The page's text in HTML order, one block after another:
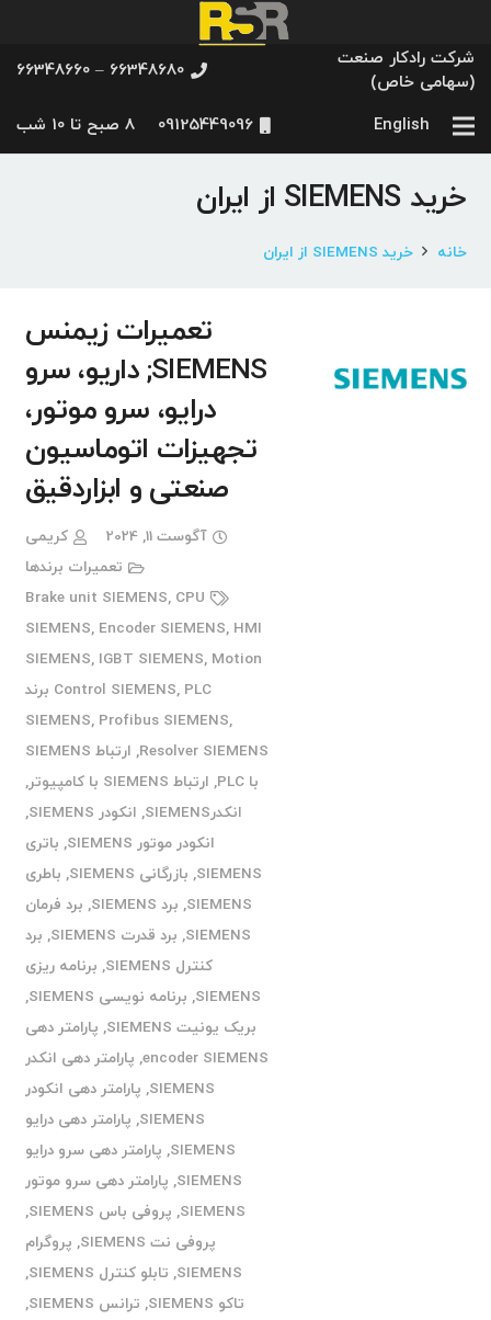
شرکت رادکار صنعت
(سهامی خاص)
66348680 – 66348660
English
09125449096 8 صبح تا 10 شب
خرید SIEMENS از ایران
خانه خرید SIEMENS از ایران
تعمیرات زیمنس
SIEMENS; داریو، سرو
درایو، سرو موتور،
تجهیزات اتوماسیون
صنعتی و ابزاردقیق
آگوست 11, 2024
کریمی
تعمیرات برندها
Brake unit SIEMENS, CPU
SIEMENS, Encoder SIEMENS, HMI
SIEMENS, IGBT SIEMENS, Motion
Control SIEMENS,
PLC برند
SIEMENS, Profibus SIEMENS,
Resolver SIEMENS
,
ارتباط SIEMENS
با PLC
, ارتباط SIEMENS با کامپیوتر
,
انکدرSIEMENS
, انکودر SIEMENS
,
انکودر موتور SIEMENS
, باتری
SIEMENS
, بازرگانی SIEMENS , باطری
SIEMENS
, برد SIEMENS , برد فرمان
SIEMENS
, برد قدرت SIEMENS , برد
کنترل SIEMENS
, برنامه ریزی
SIEMENS
, برنامه نویسی SIEMENS
,
بریک یونیت SIEMENS
, پارامتر دهی
encoder SIEMENS
, پارامتر دهی انکدر
SIEMENS
, پارامتر دهی انکودر
SIEMENS
, پارامتر دهی درایو
SIEMENS
, پارامتر دهی سرو درایو
SIEMENS
, پارامتر دهی سرو موتور
SIEMENS
, پروفی باس SIEMENS
,
پروفی نت SIEMENS
, پروگرام
SIEMENS
, تابلو کنترل SIEMENS
,
تاکو SIEMENS
, ترانس SIEMENS
,